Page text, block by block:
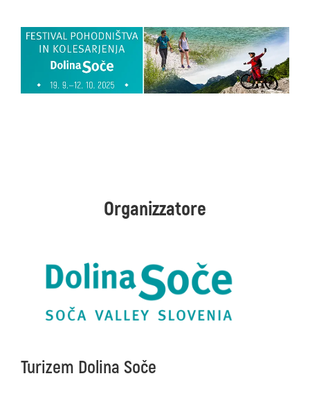
Organizzatore
Turizem Dolina Soče